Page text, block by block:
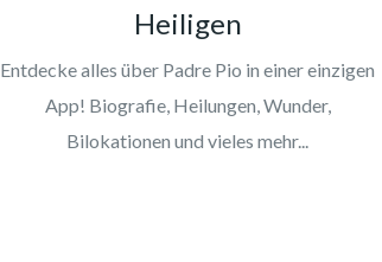
Heiligen
Entdecke alles über Padre Pio in einer einzigen
App! Biografie, Heilungen, Wunder,
Bilokationen und vieles mehr...